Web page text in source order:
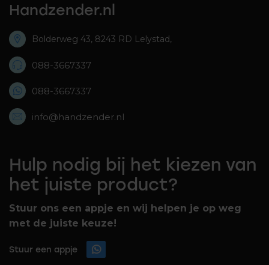
Handzender.nl
Bolderweg 43, 8243 RD Lelystad,
088-3667337
088-3667337
info@handzender.nl
Hulp nodig bij het kiezen van
het juiste product?
Stuur ons een appje en wij helpen je op weg
met de juiste keuze!
Stuur een appje